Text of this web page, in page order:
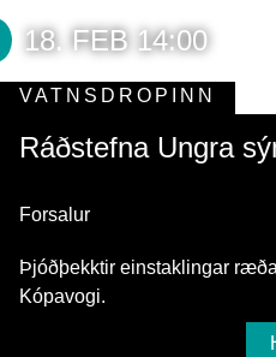
18. FEB 14:00
Ráðstefna Ungra
VATNSDROPINN
Forsalur
Þjóðþekktir einstaklingar
Kópavogi.